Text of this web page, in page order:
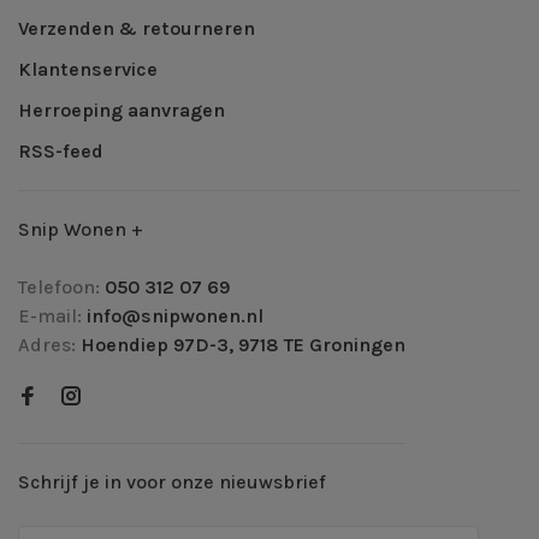
Verzenden & retourneren
Klantenservice
Herroeping aanvragen
RSS-feed
Snip Wonen +
Telefoon: 050 312 07 69
E-mail: info@snipwonen.nl
Adres: Hoendiep 97D-3, 9718 TE Groningen
Schrijf je in voor onze nieuwsbrief